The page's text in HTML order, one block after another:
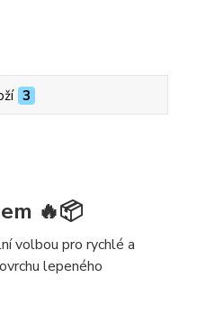
3
🔥📦
volbou pro rychlé a
lepeného